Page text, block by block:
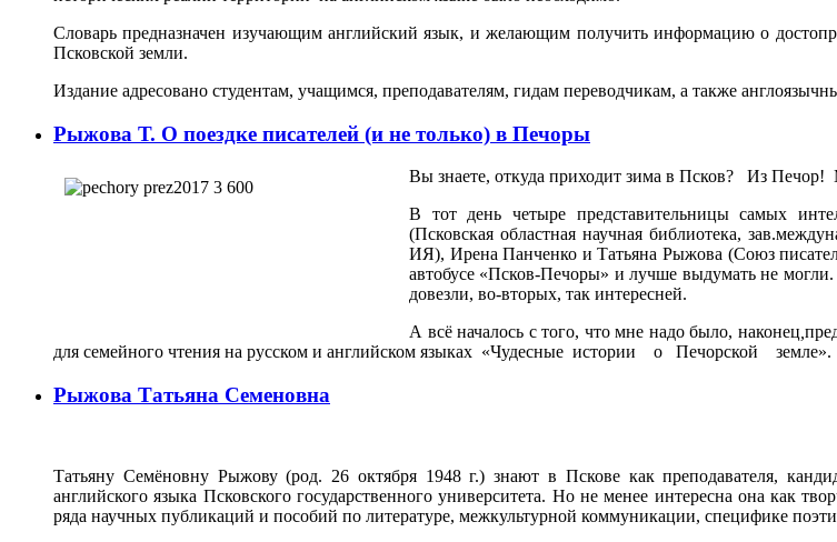
Словарь предназначен изучающим английский язык, и желающим получить информацию о
Псковской земли.
Издание адресовано студентам, учащимся, преподавателям, гидам переводчикам, а также
Рыжова Т. О поездке писателей (и не только) в Печоры
Вы знаете, откуда приходит зима в Псков? Из Печор!
В тот день четыре представительницы самых
(Псковская областная научная библиотека,
ИЯ), Ирена Панченко и Татьяна Рыжова (Союз
автобусе «Псков-Печоры» и лучше выдумать не
довезли, во-вторых, так интересней.
А всё началось с того, что мне надо было, наконец,
для семейного чтения на русском и английском языках «Чудесные истории о Печорской земле».
Рыжова Татьяна Семеновна
Татьяну Семёновну Рыжову (род. 26 октября 1948 г.) знают в Пскове как преподавателя,
английского языка Псковского государственного университета. Но не менее интересна она как
ряда научных публикаций и пособий по литературе, межкультурной коммуникации, специфике